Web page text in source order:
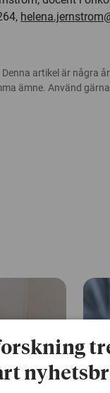
Denna artikel är några
ämne. Använd